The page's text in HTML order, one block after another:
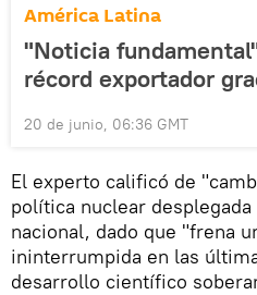
América Latina
"Noticia
récord exportador
20 de junio, 06:36 GMT
El experto calificó de
política nuclear
nacional, dado que "frena
ininterrumpida en las
desarrollo científico